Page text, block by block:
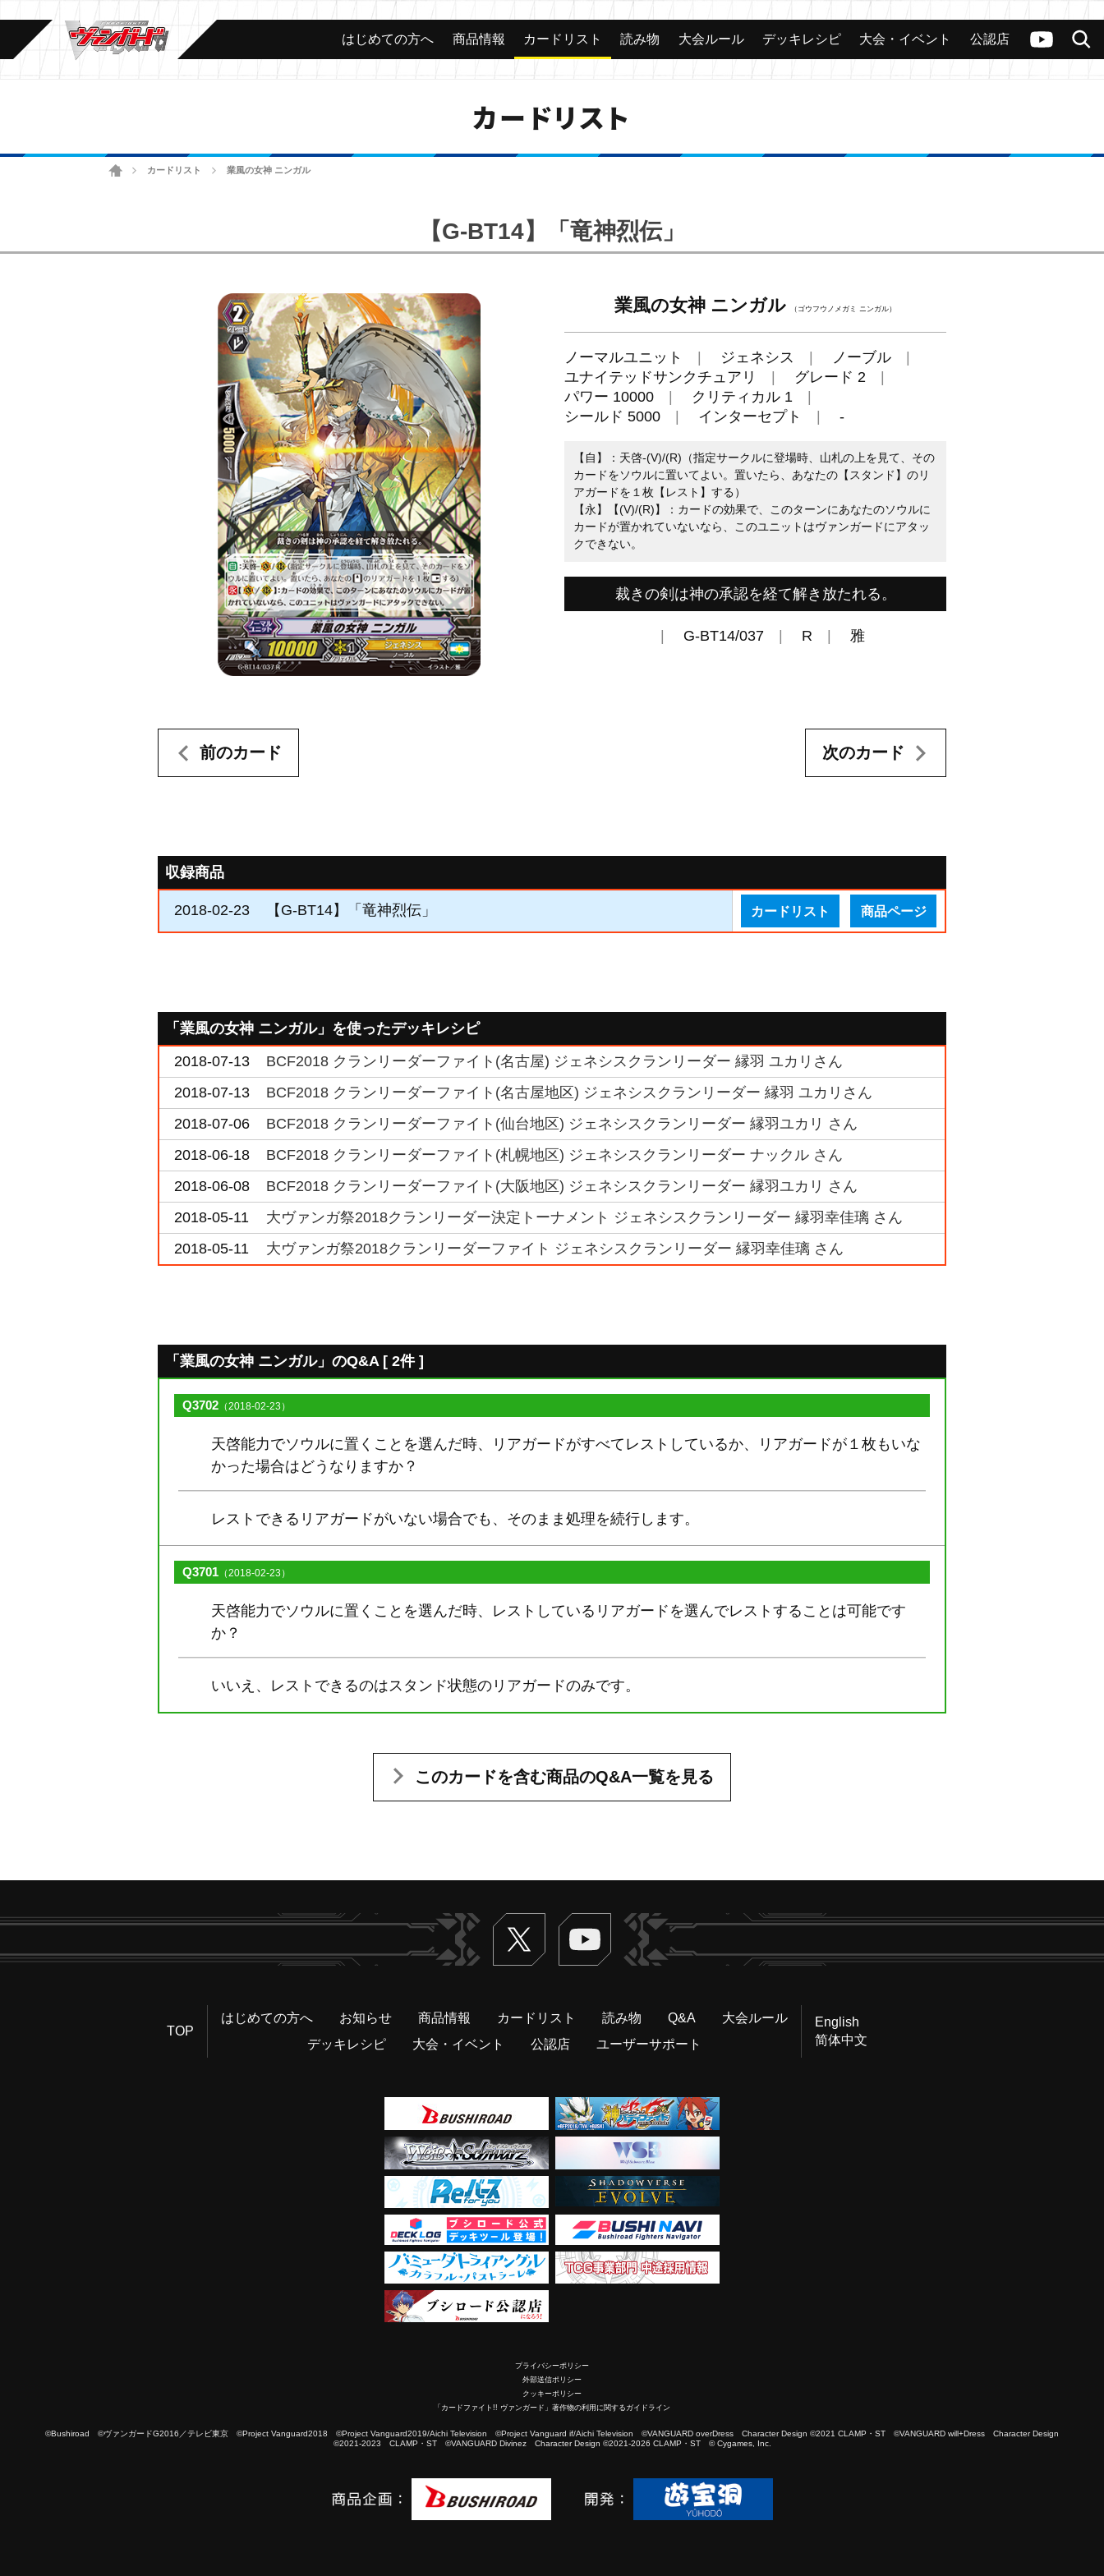
ヴァンガードch
検索
カード 大会 公認店舗 その他
はじめての方へ 商品情報 カードリスト 読み物 大会ルール デッキレシピ 大会・イベント 公認店
カードリスト
ホームカードリスト 業風の女神 ニンガル
【G-BT14】「竜神烈伝」
業風の女神 ニンガル （ゴウフウノメガミ ニンガル）
ノーマルユニット ジェネシス
ノーブル
ユナイテッドサンクチュアリ
グレード 2
パワー 10000
クリティカル 1
シールド 5000
インターセプト -
【自】：天啓-(V)/(R)（指定サークルに登場時、山札の上を見て、その
カードをソウルに置いてよい。置いたら、あなたの【スタンド】のリ
アガードを１枚【レスト】する）
【永】【(V)/(R)】：カードの効果で、このターンにあなたのソウルに
カードが置かれていないなら、このユニットはヴァンガードにアタッ
クできない。
裁きの剣は神の承認を経て解き放たれる。
G-BT14/037 R 雅
前のカード 次のカード
収録商品
2018-02-23 【G-BT14】「竜神烈伝」 カードリスト 商品ページ
「業風の女神 ニンガル」を使ったデッキレシピ
2018-07-13
BCF2018 クランリーダーファイト(名古屋) ジェネシスクランリーダー 縁羽 ユカリさん
2018-07-13
BCF2018 クランリーダーファイト(名古屋地区) ジェネシスクランリーダー 縁羽 ユカリさん
2018-07-06
BCF2018 クランリーダーファイト(仙台地区) ジェネシスクランリーダー 縁羽ユカリ さん
2018-06-18
BCF2018 クランリーダーファイト(札幌地区) ジェネシスクランリーダー ナックル さん
2018-06-08
BCF2018 クランリーダーファイト(大阪地区) ジェネシスクランリーダー 縁羽ユカリ さん
2018-05-11
大ヴァンガ祭2018クランリーダー決定トーナメント ジェネシスクランリーダー 縁羽幸佳璃 さん
2018-05-11
大ヴァンガ祭2018クランリーダーファイト ジェネシスクランリーダー 縁羽幸佳璃 さん
「業風の女神 ニンガル」のQ&A [ 2件 ]
Q3702 （2018-02-23）
天啓能力でソウルに置くことを選んだ時、リアガードがすべてレストしているか、リアガードが１枚もいな
かった場合はどうなりますか？
レストできるリアガードがいない場合でも、そのまま処理を続行します。
Q3701 （2018-02-23）
天啓能力でソウルに置くことを選んだ時、レストしているリアガードを選んでレストすることは可能です
か？
いいえ、レストできるのはスタンド状態のリアガードのみです。
このカードを含む商品のQ&A一覧を見る
Twitter ヴァンガードch
TOP
はじめての方へ お知らせ 商品情報 カードリスト 読み物 Q&A
大会ルール
デッキレシピ
大会・イベント 公認店 ユーザーサポート
English
简体中文
プライバシーポリシー
外部送信ポリシー
クッキーポリシー
「カードファイト!! ヴァンガード」著作物の利用に関するガイドライン
©Bushiroad ©ヴァンガードG2016／テレビ東京 ©Project Vanguard2018 ©Project Vanguard2019/Aichi Television ©Project Vanguard if/Aichi Television ©VANGUARD overDress Character Design ©2021 CLAMP・ST ©VANGUARD will+Dress Character Design
©2021-2023 CLAMP・ST ©VANGUARD Divinez Character Design ©2021-2026 CLAMP・ST © Cygames, Inc.